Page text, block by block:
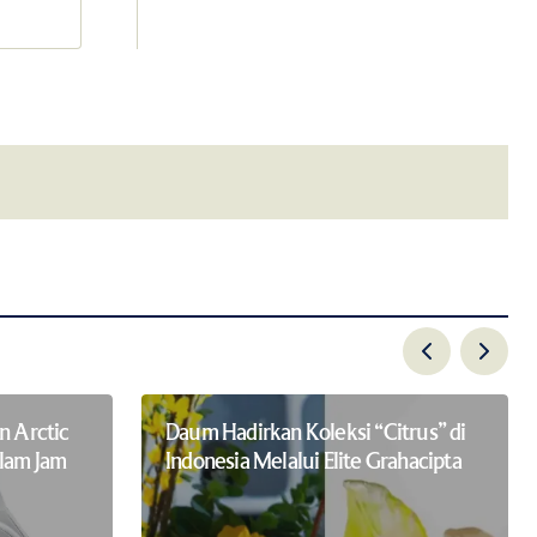
Arctic
Jam
Daum Hadirkan Koleksi “Citrus” di
Indonesia Melalui Elite Grahacipta